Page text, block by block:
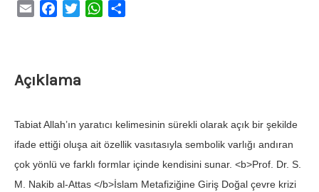
Email FacebookTwitterWhatsApp
Açıklama
Tabiat Allah’ın yaratıcı kelimesinin sürekli olarak açık bir şekilde
ifade ettiği oluşa ait özellik vasıtasıyla sembolik varlığı andıran
çok yönlü ve farklı formlar içinde kendisini sunar. <b>Prof. Dr. S.
M. Nakib al-Attas </b>İslam Metafiziğine Giriş Doğal çevre krizi